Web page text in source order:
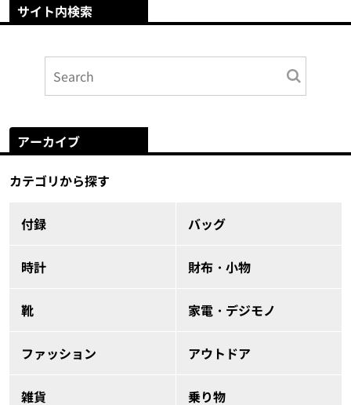
サイト内検索
アーカイブ
カテゴリから探す
付録 バッグ
時計 財布・小物
靴 家電・デジモノ
ファッション アウトドア
雑貨 乗り物